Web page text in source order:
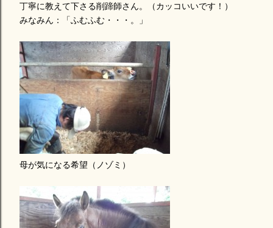
丁寧に教えて下さる削蹄師さん。（カッコいいです！）
みなみん：「ふむふむ・・・。」
母が気になる希望（ノゾミ）